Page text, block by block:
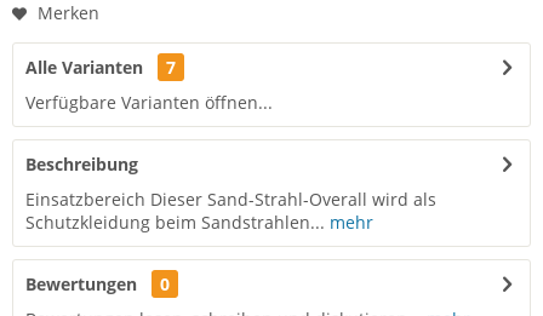
Merken
Alle Varianten
7
Verfügbare Varianten öffnen...
Beschreibung
Einsatzbereich Dieser Sand-Strahl-Overall wird als
Schutzkleidung beim Sandstrahlen... mehr
Bewertungen
0